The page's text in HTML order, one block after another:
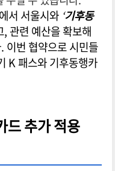
서 서울시와 ‘기후동
관련 예산을 확보해
이번 협약으로 시민들
K 패스와 기후동행카
드 추가 적용